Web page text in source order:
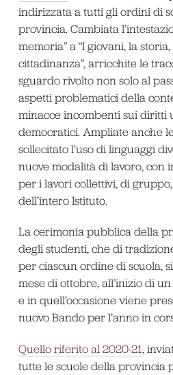
indirizzata a tutti gli ordini di
provincia. Cambiata
memoria” a “I giovani, la
cittadinanza”, arricchite le
sguardo rivolto non solo al
aspetti problematici della
minacce incombenti sui diritti
democratici. Ampliate anche
sollecitato l’uso di linguaggi
nuove modalità di lavoro, con
per i lavori collettivi, di
dell’intero Istituto.
La cerimonia pubblica della
degli studenti, che di
per ciascun ordine di scuola,
mese di ottobre, all’inizio di
e in quell’occasione viene
nuovo Bando per l’anno in
Quello riferito al 2020-21,
tutte le scuole della provincia